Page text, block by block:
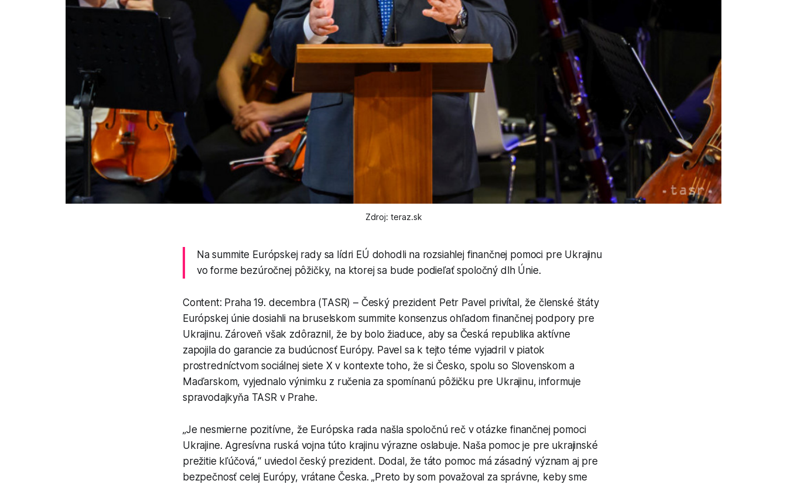
Zdroj: teraz.sk
Na summite Európskej rady sa lídri EÚ dohodli na rozsiahlej finančnej pomoci pre Ukrajinu
vo forme bezúročnej pôžičky, na ktorej sa bude podieľať spoločný dlh Únie.
Content: Praha 19. decembra (TASR) – Český prezident Petr Pavel privítal, že členské štáty
Európskej únie dosiahli na bruselskom summite konsenzus ohľadom finančnej podpory pre
Ukrajinu. Zároveň však zdôraznil, že by bolo žiaduce, aby sa Česká republika aktívne
zapojila do garancie za budúcnosť Európy. Pavel sa k tejto téme vyjadril v piatok
prostredníctvom sociálnej siete X v kontexte toho, že si Česko, spolu so Slovenskom a
Maďarskom, vyjednalo výnimku z ručenia za spomínanú pôžičku pre Ukrajinu, informuje
spravodajkyňa TASR v Prahe.
„Je nesmierne pozitívne, že Európska rada našla spoločnú reč v otázke finančnej pomoci
Ukrajine. Agresívna ruská vojna túto krajinu výrazne oslabuje. Naša pomoc je pre ukrajinské
prežitie kľúčová,“ uviedol český prezident. Dodal, že táto pomoc má zásadný význam aj pre
bezpečnosť celej Európy, vrátane Česka. „Preto by som považoval za správne, keby sme